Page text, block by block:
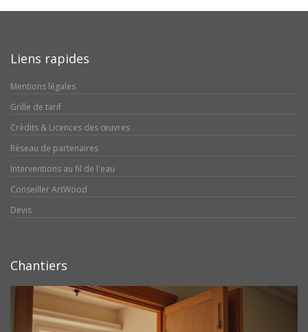
Liens rapides
Mentions légales
Grille de tarif
Crédits & Licences des œuvres
Réseau de partenaires
Interventions au fil de l'eau
Conseiller ArtWood
Devis
Chantiers